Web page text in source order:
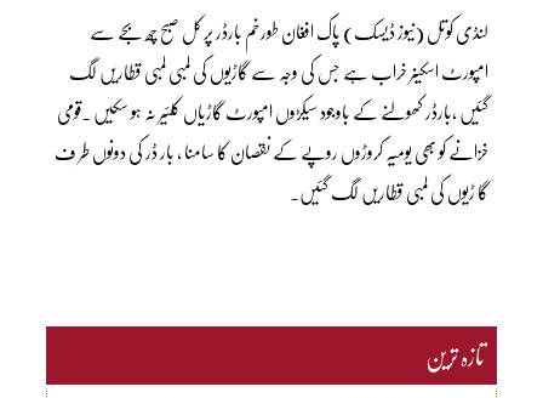
لنڈی کوتل (نیوز ڈیسک) پاک افغان طورخم بارڈر پر کل صبح چھ بجے سے
امپورٹ اسکینر خراب ہے جس کی وجہ سے گاڑیوں کی لمبی لمبی قطاریں لگ
گئیں ،بارڈر کھولنے کے باوجود سیکڑوں امپورٹ گاڑیاں کلئیر نہ ہو سکیں ۔قومی
خزانے کو بھی یومیہ کروڑوں روپے کے نقصان کا سامنا ، بار ڈر کی دونوں طر ف
گا ڑیوں کی لمبی قطاریں لگ گئیں۔
تازہ ترین